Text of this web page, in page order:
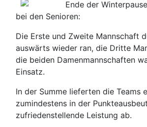
Ende der
bei den Senioren:
Die Erste und Zweite Mannschaft
auswärts wieder ran, die Dritte
die beiden Damenmannschaften
Einsatz.
In der Summe lieferten die Teams
zumindestens in der
zufriedenstellende Leistung ab.